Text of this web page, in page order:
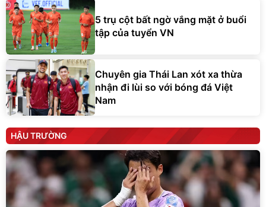
5 trụ cột bất ngờ vắng mặt ở buổi
tập của tuyển VN
Chuyên gia Thái Lan xót xa thừa
nhận đi lùi so với bóng đá Việt
Nam
HẬU TRƯỜNG